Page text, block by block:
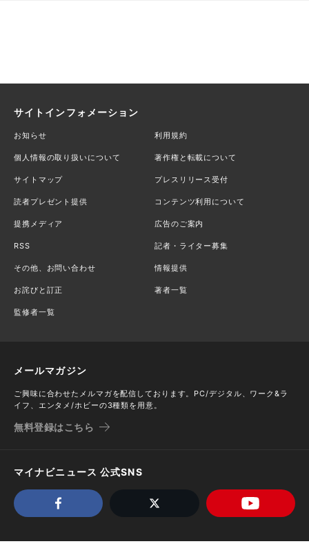
サイトインフォメーション
お知らせ 利用規約
個人情報の取り扱いについて 著作権と転載について
サイトマップ プレスリリース受付
読者プレゼント提供 コンテンツ利用について
提携メディア 広告のご案内
RSS 記者・ライター募集
その他、お問い合わせ 情報提供
お詫びと訂正 著者一覧
監修者一覧
メールマガジン
ご興味に合わせたメルマガを配信しております。PC/デジタル、ワーク&ラ
イフ、エンタメ/ホビーの3種類を用意。
無料登録はこちら
マイナビニュース 公式SNS